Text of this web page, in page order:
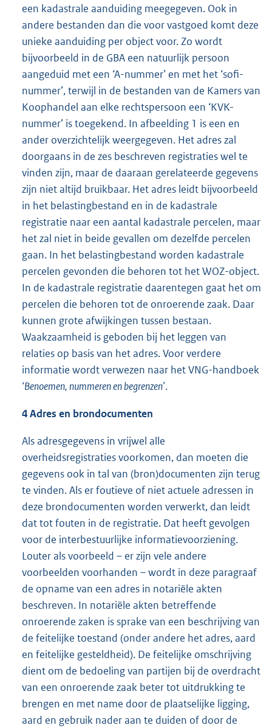
een kadastrale aanduiding meegegeven. Ook in
andere bestanden dan die voor vastgoed komt deze
unieke aanduiding per object voor. Zo wordt
bijvoorbeeld in de GBA een natuurlijk persoon
aangeduid met een ‘A-nummer’ en met het ‘sofi-
nummer’, terwijl in de bestanden van de Kamers van
Koophandel aan elke rechtspersoon een ‘KVK-
nummer’ is toegekend. In afbeelding 1 is een en
ander overzichtelijk weergegeven. Het adres zal
doorgaans in de zes beschreven registraties wel te
vinden zijn, maar de daaraan gerelateerde gegevens
zijn niet altijd bruikbaar. Het adres leidt bijvoorbeeld
in het belastingbestand en in de kadastrale
registratie naar een aantal kadastrale percelen, maar
het zal niet in beide gevallen om dezelfde percelen
gaan. In het belastingbestand worden kadastrale
percelen gevonden die behoren tot het WOZ-object.
In de kadastrale registratie daarentegen gaat het om
percelen die behoren tot de onroerende zaak. Daar
kunnen grote afwijkingen tussen bestaan.
Waakzaamheid is geboden bij het leggen van
relaties op basis van het adres. Voor verdere
informatie wordt verwezen naar het VNG-handboek
‘Benoemen, nummeren en begrenzen’.
4 Adres en brondocumenten
Als adresgegevens in vrijwel alle
overheidsregistraties voorkomen, dan moeten die
gegevens ook in tal van (bron)documenten zijn terug
te vinden. Als er foutieve of niet actuele adressen in
deze brondocumenten worden verwerkt, dan leidt
dat tot fouten in de registratie. Dat heeft gevolgen
voor de interbestuurlijke informatievoorziening.
Louter als voorbeeld – er zijn vele andere
voorbeelden voorhanden – wordt in deze paragraaf
de opname van een adres in notariële akten
beschreven. In notariële akten betreffende
onroerende zaken is sprake van een beschrijving van
de feitelijke toestand (onder andere het adres, aard
en feitelijke gesteldheid). De feitelijke omschrijving
dient om de bedoeling van partijen bij de overdracht
van een onroerende zaak beter tot uitdrukking te
brengen en met name door de plaatselijke ligging,
aard en gebruik nader aan te duiden of door de